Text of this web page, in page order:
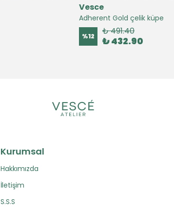
Vesce
Adherent Gold çelik küpe
%12 ₺ 491.40
₺ 432.90
Kurumsal
Hakkımızda
İletişim
S.S.S